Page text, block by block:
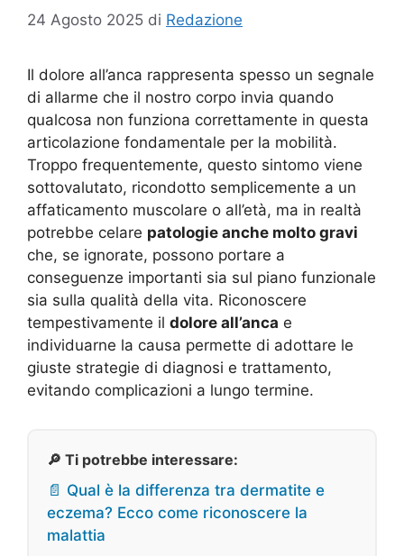
24 Agosto 2025 di Redazione
Il dolore all’anca rappresenta spesso un segnale
di allarme che il nostro corpo invia quando
qualcosa non funziona correttamente in questa
articolazione fondamentale per la mobilità.
Troppo frequentemente, questo sintomo viene
sottovalutato, ricondotto semplicemente a un
affaticamento muscolare o all’età, ma in realtà
potrebbe celare patologie anche molto gravi
che, se ignorate, possono portare a
conseguenze importanti sia sul piano funzionale
sia sulla qualità della vita. Riconoscere
tempestivamente il dolore all’anca e
individuarne la causa permette di adottare le
giuste strategie di diagnosi e trattamento,
evitando complicazioni a lungo termine.
🔎 Ti potrebbe interessare:
📄 Qual è la differenza tra dermatite e
eczema? Ecco come riconoscere la
malattia